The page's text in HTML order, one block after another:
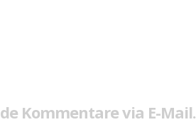
Kommentare via E-Mail.